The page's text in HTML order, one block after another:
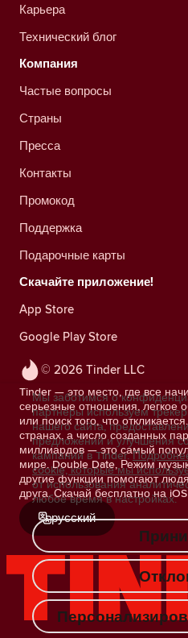
© 2026 Tinder LLC
Tinder — это место, где все
серьезные отношения, легкое
или поиск того, что
странах, а число созданных
миллиардов — это самый
мире. Double Date, Режим
другие функции помогают
друга. Скачай бесплатно на
русский
Карьера
Технический блог
Компания
Частые вопросы
Страны
Пресса
Контакты
Промокод
Поддержка
Подарочные карты
Скачайте приложение!
App Store
Google Play Store
Мы заботимся о
партнеры используем
нашего сайта,
предложений и улучшения
кампаний в Tinder.
cookie, которые мы
от использования
любое время в настройках.